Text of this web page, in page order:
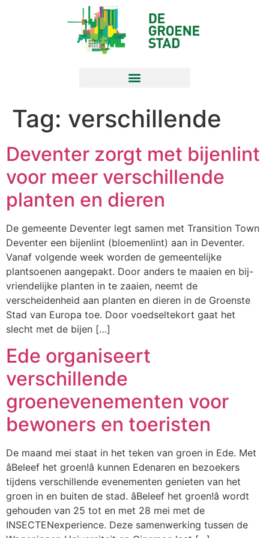
Tag: verschillende
Deventer zorgt met bijenlint
voor meer verschillende
planten en dieren
De gemeente Deventer legt samen met Transition Town
Deventer een bijenlint (bloemenlint) aan in Deventer.
Vanaf volgende week worden de gemeentelijke
plantsoenen aangepakt. Door anders te maaien en bij-
vriendelijke planten in te zaaien, neemt de
verscheidenheid aan planten en dieren in de Groenste
Stad van Europa toe. Door voedseltekort gaat het
slecht met de bijen […]
Ede organiseert
verschillende
groenevenementen voor
bewoners en toeristen
De maand mei staat in het teken van groen in Ede. Met
âBeleef het groen!â kunnen Edenaren en bezoekers
tijdens verschillende evenementen genieten van het
groen in en buiten de stad. âBeleef het groen!â wordt
gehouden van 25 tot en met 28 mei met de
INSECTENexperience. Deze samenwerking tussen de